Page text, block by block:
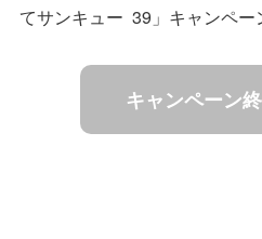
てサンキュー 39」キャンペー
キャンペーン